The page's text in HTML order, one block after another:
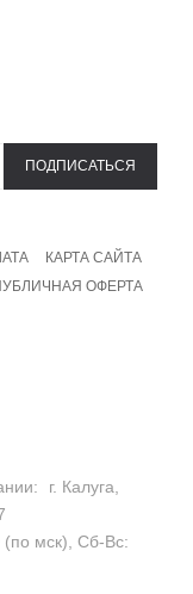
ПОДПИСАТЬСЯ
КАРТА САЙТА
ОФЕРТА
г. Калуга,
мск), Сб-Вс: